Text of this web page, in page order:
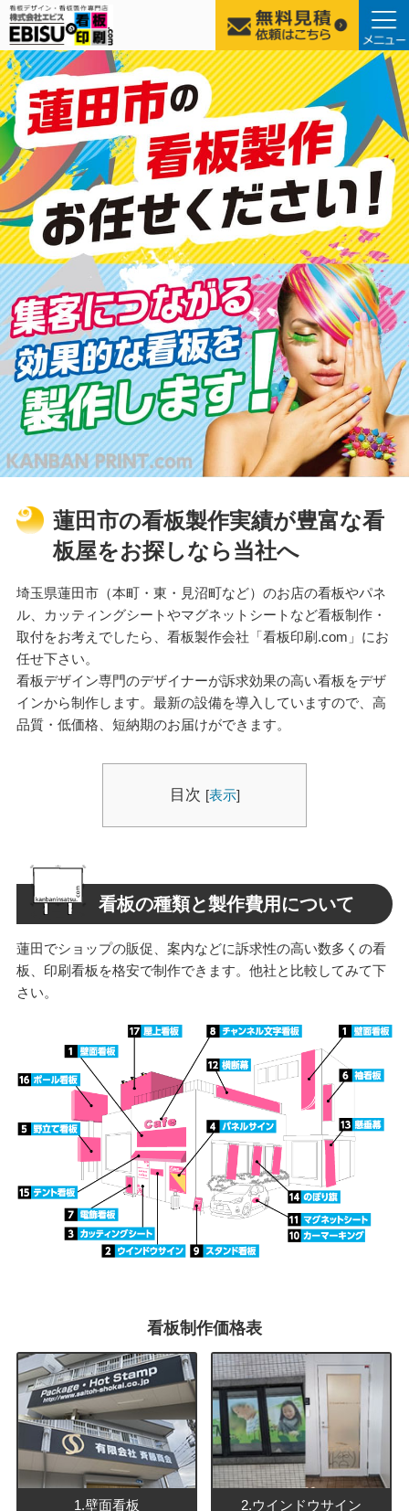
コ
ン
テ
ン
ツ
へ
キ
ッ
プ
蓮田市の看板製作実績が豊富な看
板屋をお探しなら当社へ
埼玉県蓮田市（本町・東・見沼町など）のお店の看板やパネ
ル、カッティングシートやマグネットシートなど看板制作・
取付をお考えでしたら、看板製作会社「看板印刷.com」にお
任せ下さい。
看板デザイン専門のデザイナーが訴求効果の高い看板をデザ
インから制作します。最新の設備を導入していますので、高
品質・低価格、短納期のお届けができます。
目次 [表示]
看板の種類と製作費用について
蓮田でショップの販促、案内などに訴求性の高い数多くの看
板、印刷看板を格安で制作できます。他社と比較してみて下
さい。
看板制作価格表
1.壁面看板 2.ウインドウサイン